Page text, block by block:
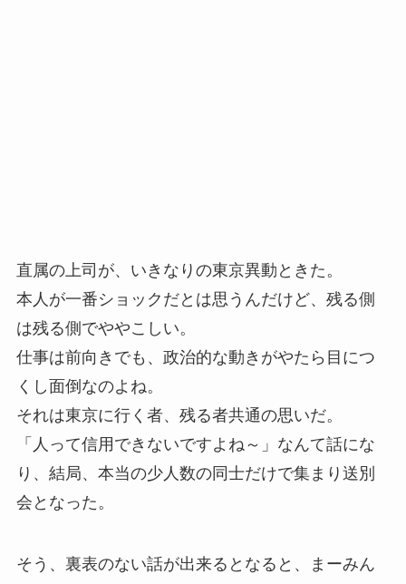
直属の上司が、いきなりの東京異動ときた。
本人が一番ショックだとは思うんだけど、残る側
は残る側でややこしい。
仕事は前向きでも、政治的な動きがやたら目につ
くし面倒なのよね。
それは東京に行く者、残る者共通の思いだ。
「人って信用できないですよね～」なんて話にな
り、結局、本当の少人数の同士だけで集まり送別
会となった。
そう、裏表のない話が出来るとなると、まーみん